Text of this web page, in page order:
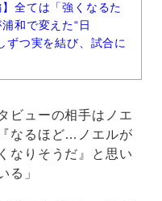
】全ては「強くなるた
和で変えた“日
ずつ実を結び、試合に
ビューの相手はノエ
なるほど…ノエルが
なりそうだ』と思い
る」